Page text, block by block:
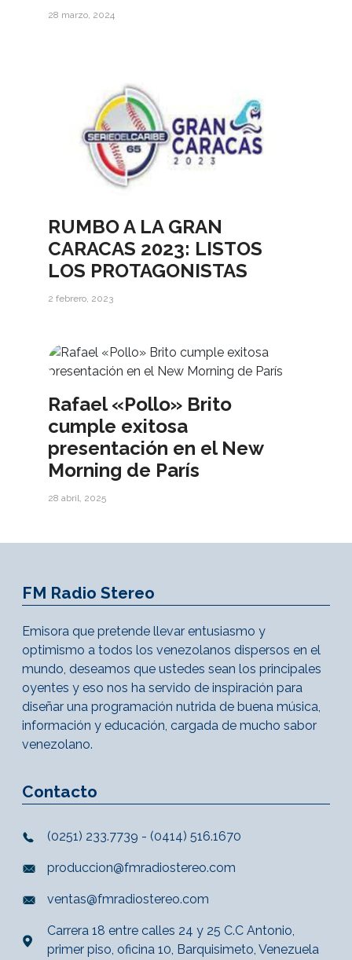
28 marzo, 2024
RUMBO A LA GRAN
CARACAS 2023: LISTOS
LOS PROTAGONISTAS
2 febrero, 2023
Rafael «Pollo» Brito
cumple exitosa
presentación en el New
Morning de París
28 abril, 2025
FM Radio Stereo
Emisora que pretende llevar entusiasmo y
optimismo a todos los venezolanos dispersos en el
mundo, deseamos que ustedes sean los principales
oyentes y eso nos ha servido de inspiración para
diseñar una programación nutrida de buena música,
información y educación, cargada de mucho sabor
venezolano.
Contacto
(0251) 233.7739 - (0414) 516.1670
produccion@fmradiostereo.com
ventas@fmradiostereo.com
Carrera 18 entre calles 24 y 25 C.C Antonio,
primer piso, oficina 10, Barquisimeto, Venezuela